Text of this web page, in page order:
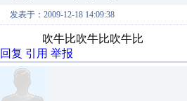
发表于：2009-12-18 14:09:38
吹牛比吹牛比吹牛比
回复 引用 举报